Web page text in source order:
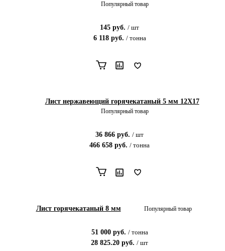
Популярный товар
145 руб. / шт
6 118руб. / тонна
Лист нержавеющий горячекатаный 5 мм 12X17
Популярный товар
36 866 руб. / шт
466 658 руб. / тонна
Лист горячекатаный 8 мм Популярный товар
51 000руб. / тонна
28 825.20 руб. / шт